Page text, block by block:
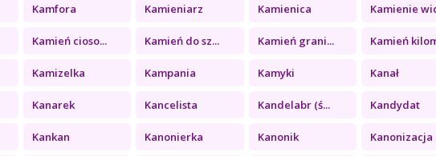
Kamfora Kamieniarz Kamienica Kamienie
Kamień cioso... Kamień do sz... Kamień grani... Kamień
Kamizelka Kampania Kamyki Kanał
Kanarek Kancelista Kandelabr (ś... Kandydat
Kankan Kanonierka Kanonik Kanonizacja